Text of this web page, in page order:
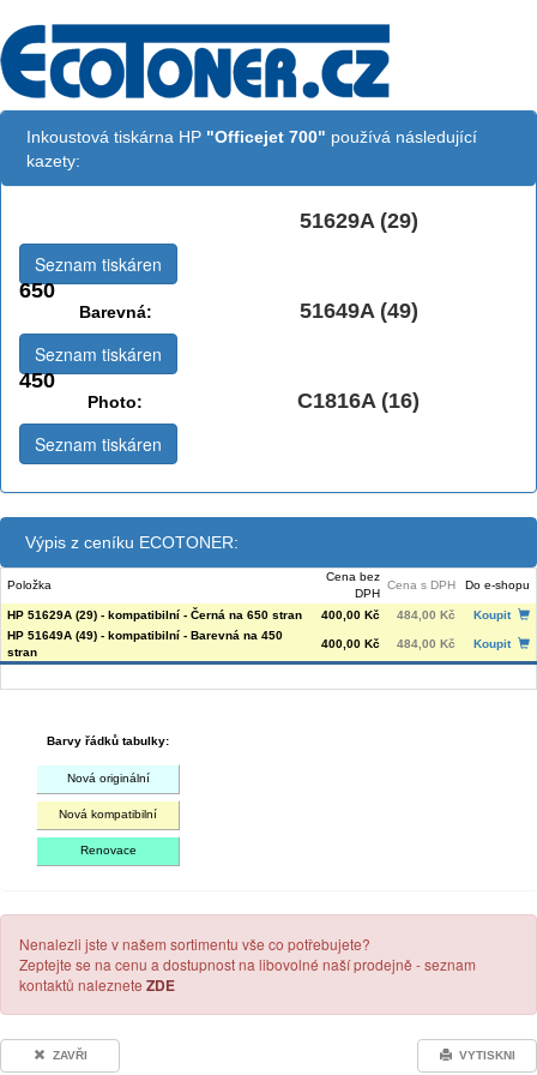
Inkoustová tiskárna HP "Officejet 700" používá následující
kazety:
51629A (29)
650
Seznam tiskáren
Barevná: 51649A (49)
450
Seznam tiskáren
Photo:
C1816A (16)
Seznam tiskáren
Výpis z ceníku ECOTONER:
Položka
Cena bez
DPH
Cena s DPH Do e-shopu
HP 51629A (29) - kompatibilní - Černá na 650 stran 400,00 Kč 484,00 Kč
Koupit
HP 51649A (49) - kompatibilní - Barevná na 450
stran
400,00 Kč 484,00 Kč Koupit
Barvy řádků tabulky:
Nová originální
Nová kompatibilní
Renovace
Nenalezli jste v našem sortimentu vše co potřebujete?
Zeptejte se na cenu a dostupnost na libovolné naší prodejně - seznam
kontaktů naleznete ZDE
ZAVŘI VYTISKNI